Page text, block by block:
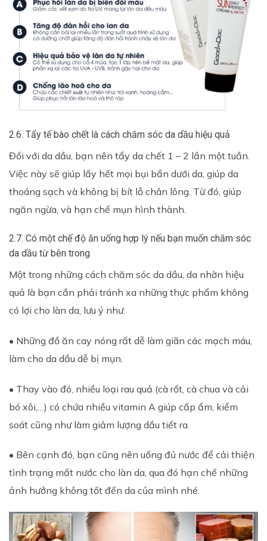
2.6. Tẩy tế bào chết là cách chăm sóc da dầu hiệu quả
Đối với da dầu, bạn nên tẩy da chết 1 – 2 lần một tuần.
Việc này sẽ giúp lấy hết mọi bụi bẩn dưới da, giúp da
thoáng sạch và không bị bít lỗ chân lông. Từ đó, giúp
ngăn ngừa, và hạn chế mụn hình thành.
2.7. Có một chế độ ăn uống hợp lý nếu bạn muốn chăm sóc
da dầu từ bên trong
Một trong những cách chăm sóc da dầu, da nhờn hiệu
quả là bạn cần phải tránh xa những thực phẩm không
có lợi cho làn da, lưu ý như:
• Những đồ ăn cay nóng rất dễ làm giãn các mạch máu,
làm cho da dầu dễ bị mụn.
• Thay vào đó, nhiều loại rau quả (cà rốt, cà chua và cải
bó xôi,…) có chứa nhiều vitamin A giúp cấp ẩm, kiểm
soát cũng như làm giảm lượng dầu tiết ra.
• Bên cạnh đó, bạn cũng nên uống đủ nước để cải thiện
tình trạng mất nước cho làn da, qua đó hạn chế những
ảnh hưởng không tốt đến da của mình nhé.